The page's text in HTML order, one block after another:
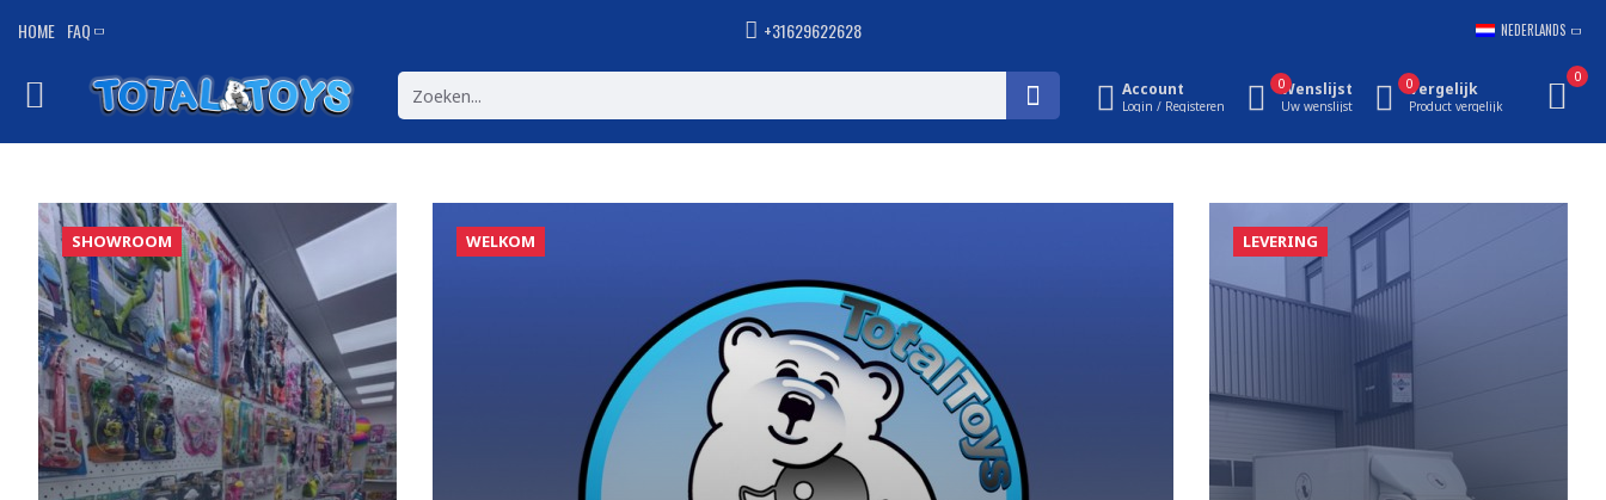
TotalToys
HOME FAQ +31629622628 NEDERLANDS
Account
Login / Registeren
Wenslijst
Uw wenslijst
0 Vergelijk
Product vergelijk
0 0
SHOWROOM WELKOM LEVERING